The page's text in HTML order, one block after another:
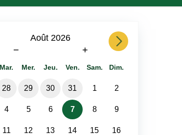
Août 2026
− +
next
Mar. Mer. Jeu. Ven. Sam. Dim.
28 29 30 31 1 2
4 5 6 7 8 9
11 12 13 14 15 16